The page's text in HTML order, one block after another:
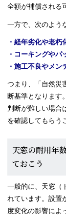
全額が補償される
一方で、次のよう
・経年劣化や老朽
・コーキングや
・施工不良やメ
つまり、「自然災
断基準となります。
判断が難しい場合
を確認してもらう
天窓の耐用年
ておこう
一般的に、天窓（
れています。設置
度変化の影響によ